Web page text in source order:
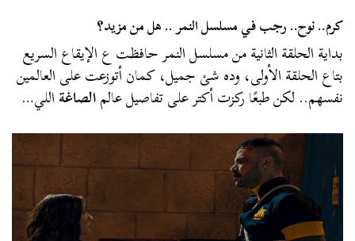
كرم.. نوح.. رجب في مسلسل النمر .. هل من مزيد؟
بداية الحلقة الثانية من مسلسل النمر حافظت ع الإيقاع السريع
بتاع الحلقة الأولى، وده شئ جميل، كمان أتوزعت على العالمين
نفسهم.. لكن طبعًا ركزت أكتر على تفاصيل عالمالصاغةاللي…